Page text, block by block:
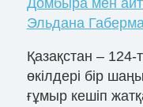
Домбыра мен
Эльдана
Қазақстан –
өкілдері бір
ғұмыр кешіп